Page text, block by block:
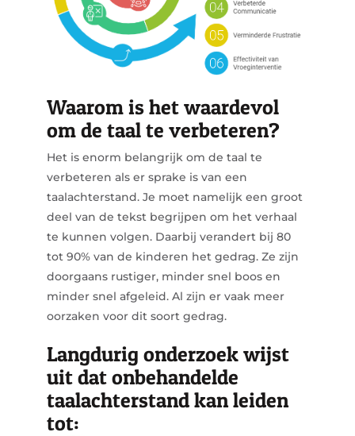
Waarom is het waardevol
om de taal te verbeteren?
Het is enorm belangrijk om de taal te
verbeteren als er sprake is van een
taalachterstand. Je moet namelijk een groot
deel van de tekst begrijpen om het verhaal
te kunnen volgen. Daarbij verandert bij 80
tot 90% van de kinderen het gedrag. Ze zijn
doorgaans rustiger, minder snel boos en
minder snel afgeleid. Al zijn er vaak meer
oorzaken voor dit soort gedrag.
Langdurig onderzoek wijst
uit dat onbehandelde
taalachterstand kan leiden
tot: